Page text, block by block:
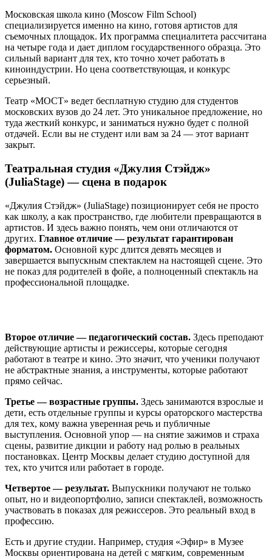
Московская школа кино (Moscow Film School)
специализируется именно на кино, готовя артистов для
съемочных площадок. Их программа специалитета рассчитана
на четыре года и дает диплом государственного образца. Это
сильный вариант для тех, кто точно хочет работать в
киноиндустрии. Но цена соответствующая, и конкурс
серьезный.
Театр «МОСТ» ведет бесплатную студию для студентов
московских вузов до 24 лет. Это уникальное предложение, но
туда жесткий конкурс, и заниматься нужно будет с полной
отдачей. Если вы не студент или вам за 24 — этот вариант
закрыт.
Театральная студия «Джулия Стэйдж»
(JuliaStage) — сцена в подарок
«Джулия Стэйдж» (JuliaStage) позиционирует себя не просто
как школу, а как пространство, где любители превращаются в
артистов. И здесь важно понять, чем они отличаются от
других. Главное отличие — результат гарантирован
форматом. Основной курс длится девять месяцев и
завершается выпускным спектаклем на настоящей сцене. Это
не показ для родителей в фойе, а полноценный спектакль на
профессиональной площадке.
Второе отличие — педагогический состав. Здесь преподают
действующие артисты и режиссеры, которые сегодня
работают в театре и кино. Это значит, что ученики получают
не абстрактные знания, а инструменты, которые работают
прямо сейчас.
Третье — возрастные группы. Здесь занимаются взрослые и
дети, есть отдельные группы и курсы ораторского мастерства
для тех, кому важна уверенная речь и публичные
выступления. Основной упор — на снятие зажимов и страха
сцены, развитие дикции и работу над ролью в реальных
постановках. Центр Москвы делает студию доступной для
тех, кто учится или работает в городе.
Четвертое — результат. Выпускники получают не только
опыт, но и видеопортфолио, записи спектаклей, возможность
участвовать в показах для режиссеров. Это реальный вход в
профессию.
Есть и другие студии. Например, студия «Эфир» в Музее
Москвы ориентирована на детей с мягким, современным